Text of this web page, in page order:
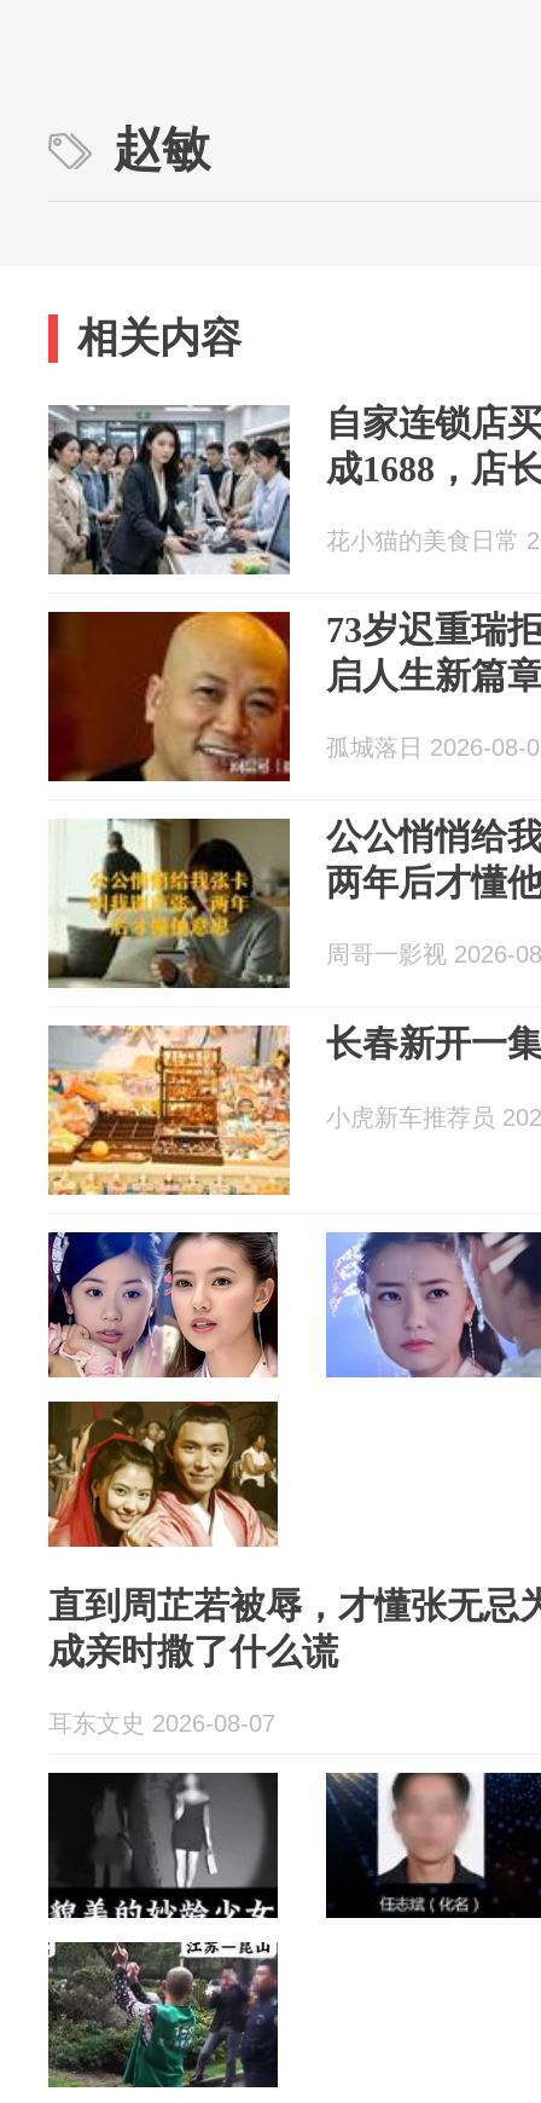
赵敏
相关内容
自家连锁店
成1688，店
花小猫的美食日常
73岁迟重瑞
启人生新篇
孤城落日 2026-08-
公公悄悄给
两年后才懂
周哥一影视 2026-
长春新开一
小虎新车推荐员
直到周芷若被辱，才懂张无忌
成亲时撒了什么谎
耳东文史 2026-08-07